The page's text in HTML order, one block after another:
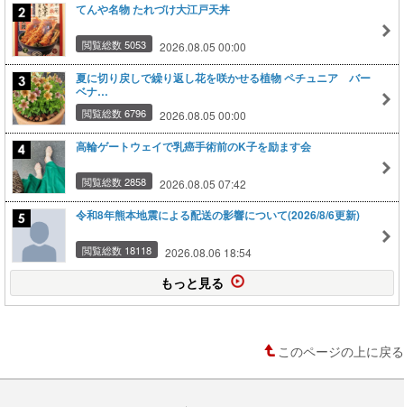
てんや名物 たれづけ大江戸天丼
閲覧総数 5053 2026.08.05 00:00
夏に切り戻しで繰り返し花を咲かせる植物 ペチュニア バー
ベナ…
閲覧総数 6796 2026.08.05 00:00
高輪ゲートウェイで乳癌手術前のK子を励ます会
閲覧総数 2858 2026.08.05 07:42
令和8年熊本地震による配送の影響について(2026/8/6更新)
閲覧総数 18118 2026.08.06 18:54
もっと見る
このページの上に戻る